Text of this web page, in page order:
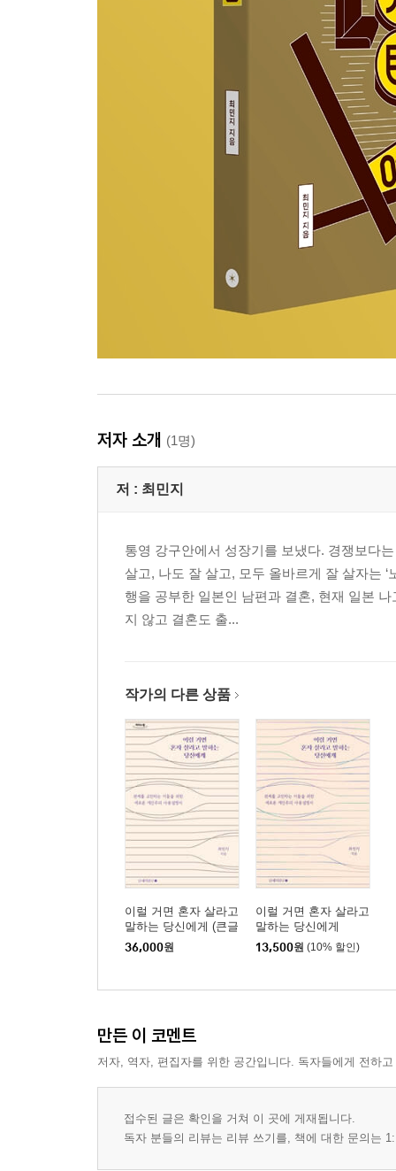
저자 소개 (1명)
저 : 최민지
통영 강구안에서 성장기를 보냈다. 경쟁보다
살고, 나도 잘 살고, 모두 올바르게 잘 살자는
행을 공부한 일본인 남편과 결혼, 현재 일본
지 않고 결혼도 출...
작가의 다른 상품
이럴 거면 혼자 살라고
말하는 당신에게 (큰글
자도서)
36,000원
이럴 거면 혼자 살라고
말하는 당신에게
13,500원 (10% 할인)
만든 이 코멘트
저자, 역자, 편집자를 위한 공간입니다. 독자들에게 전하
접수된 글은 확인을 거쳐 이 곳에 게재됩니다.
독자 분들의 리뷰는 리뷰 쓰기를, 책에 대한 문의는